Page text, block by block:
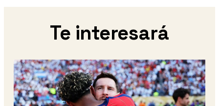
Te interesará